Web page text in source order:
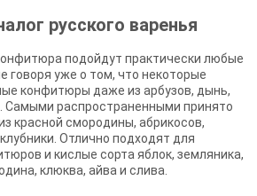
русского варенья
подойдут практически любые
говоря уже о том, что некоторые
конфитюры даже из арбузов, дынь,
Самыми распространенными принято
красной смородины, абрикосов,
Отлично подходят для
и кислые сорта яблок, земляника,
клюква, айва и слива.